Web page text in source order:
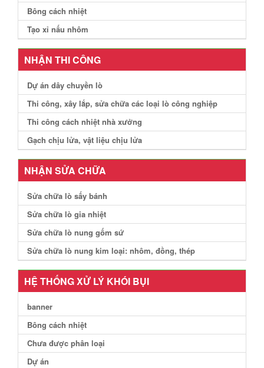
Bông cách nhiệt
Tạo xỉ nấu nhôm
NHẬN THI CÔNG
Dự án dây chuyền lò
Thi công, xây lắp, sửa chữa các loại lò công nghiệp
Thi công cách nhiệt nhà xưởng
Gạch chịu lửa, vật liệu chịu lửa
NHẬN SỬA CHỮA
Sửa chữa lò sấy bánh
Sửa chữa lò gia nhiệt
Sửa chữa lò nung gốm sứ
Sửa chữa lò nung kim loại: nhôm, đồng, thép
HỆ THỐNG XỬ LÝ KHÓI BỤI
banner
Bông cách nhiệt
Chưa được phân loại
Dự án